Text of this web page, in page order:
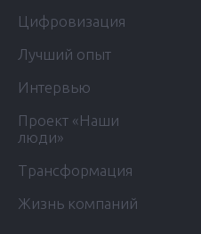
Цифровизация
Лучший опыт
Интервью
Проект «Наши
люди»
Трансформация
Жизнь компаний